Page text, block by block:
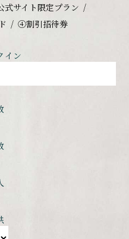
サイト限定プラン
④割引招待券
イン